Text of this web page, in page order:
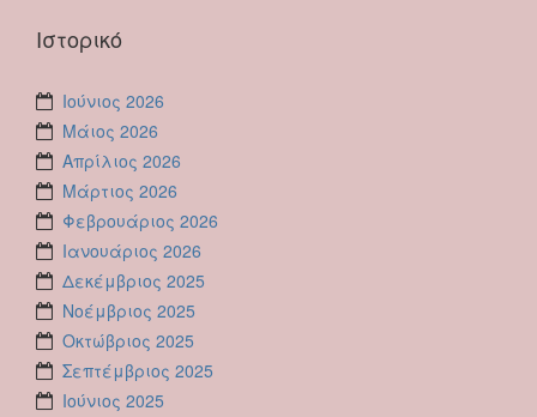
Ιστορικό
Ιούνιος 2026
Μάιος 2026
Απρίλιος 2026
Μάρτιος 2026
Φεβρουάριος 2026
Ιανουάριος 2026
Δεκέμβριος 2025
Νοέμβριος 2025
Οκτώβριος 2025
Σεπτέμβριος 2025
Ιούνιος 2025